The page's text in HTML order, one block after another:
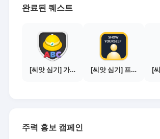
완료된 퀘스트
[씨앗 심기] 가이드보기 - 매체별 활동 가이드 [씨앗 심기] 프로필 사진 등록하기
주력 홍보 캠페인